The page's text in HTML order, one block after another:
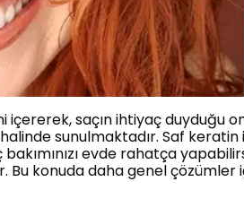
saçın ihtiyaç duyduğu
sunulmaktadır. Saf keratin
evde rahatça
Bu konuda daha genel çözümler